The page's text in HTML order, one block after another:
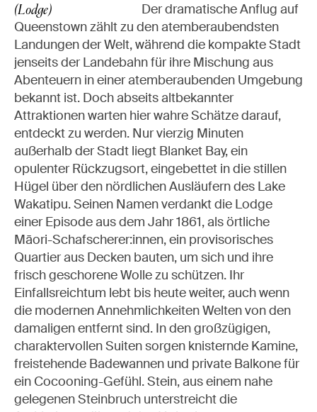
(Lodge)
Der dramatische Anflug auf
Queenstown zählt zu den atemberaubendsten
Landungen der Welt, während die kompakte Stadt
jenseits der Landebahn für ihre Mischung aus
Abenteuern in einer atemberaubenden Umgebung
bekannt ist. Doch abseits altbekannter
Attraktionen warten hier wahre Schätze darauf,
entdeckt zu werden. Nur vierzig Minuten
außerhalb der Stadt liegt Blanket Bay, ein
opulenter Rückzugsort, eingebettet in die stillen
Hügel über den nördlichen Ausläufern des Lake
Wakatipu. Seinen Namen verdankt die Lodge
einer Episode aus dem Jahr 1861, als örtliche
Māori-Schafscherer:innen, ein provisorisches
Quartier aus Decken bauten, um sich und ihre
frisch geschorene Wolle zu schützen. Ihr
Einfallsreichtum lebt bis heute weiter, auch wenn
die modernen Annehmlichkeiten Welten von den
damaligen entfernt sind. In den großzügigen,
charaktervollen Suiten sorgen knisternde Kamine,
freistehende Badewannen und private Balkone für
ein Cocooning-Gefühl. Stein, aus einem nahe
gelegenen Steinbruch unterstreicht die